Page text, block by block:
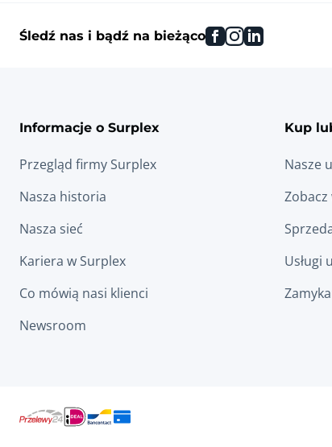
Śledź nas i bądź na bieżąco facebook
instagram
linkedin
Informacje o Surplex
Przegląd firmy Surplex
Nasza historia
Nasza sieć
Kariera w Surplex
Co mówią nasi klienci
Newsroom
Kup
Nasze
Zobacz
Usługi